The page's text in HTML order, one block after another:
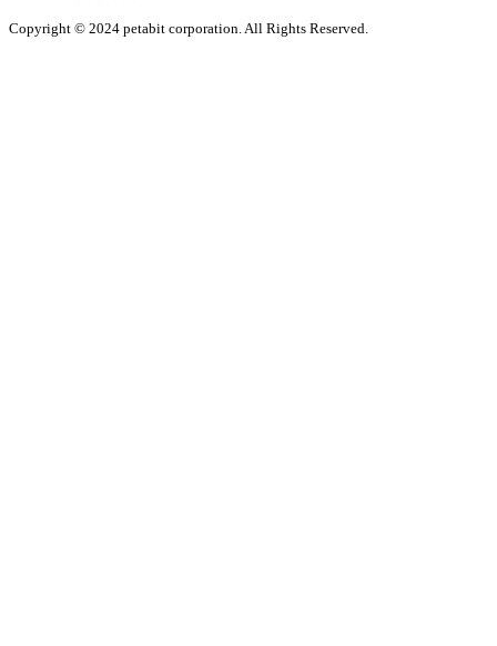
Copyright © 2024 petabit corporation. All Rights Reserved.